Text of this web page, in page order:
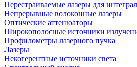
Перестраиваемые лазеры для
Непрерывные волоконные лазеры
Оптические аттенюаторы
Широкополосные источники
Профилометры лазерного пучка
Лазеры
Некогерентные источники света